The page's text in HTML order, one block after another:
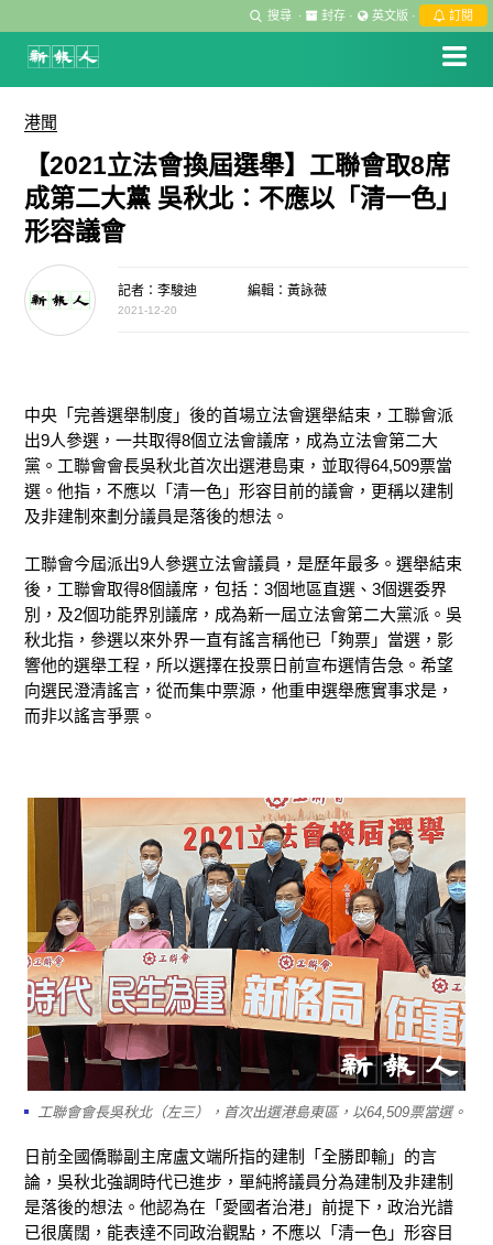
搜尋 · 封存 · 英文版 · 訂閱
港聞
【2021立法會換屆選舉】工聯會取8席
成第二大黨 吳秋北︰不應以「清一色」
形容議會
記者：李駿迪 編輯：黃詠薇
2021-12-20
中央「完善選舉制度」後的首場立法會選舉結束，工聯會派
出9人參選，一共取得8個立法會議席，成為立法會第二大
黨。工聯會會長吳秋北首次出選港島東，並取得64,509票當
選。他指，不應以「清一色」形容目前的議會，更稱以建制
及非建制來劃分議員是落後的想法。
工聯會今屆派出9人參選立法會議員，是歷年最多。選舉結束
後，工聯會取得8個議席，包括：3個地區直選、3個選委界
別，及2個功能界別議席，成為新一屆立法會第二大黨派。吳
秋北指，參選以來外界一直有謠言稱他已「夠票」當選，影
響他的選舉工程，所以選擇在投票日前宣布選情告急。希望
向選民澄清謠言，從而集中票源，他重申選舉應實事求是，
而非以謠言爭票。
工聯會會長吳秋北（左三），首次出選港島東區，以64,509票當選。
日前全國僑聯副主席盧文端所指的建制「全勝即輸」的言
論，吳秋北強調時代已進步，單純將議員分為建制及非建制
是落後的想法。他認為在「愛國者治港」前提下，政治光譜
已很廣闊，能表達不同政治觀點，不應以「清一色」形容目